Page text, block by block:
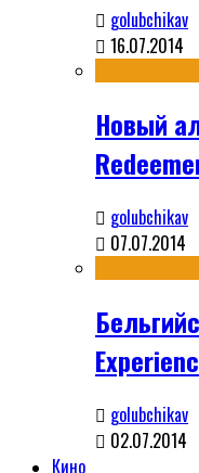
golubchikav
16.07.2014
Новый
golubchikav
07.07.2014
golubchikav
02.07.2014
Кино